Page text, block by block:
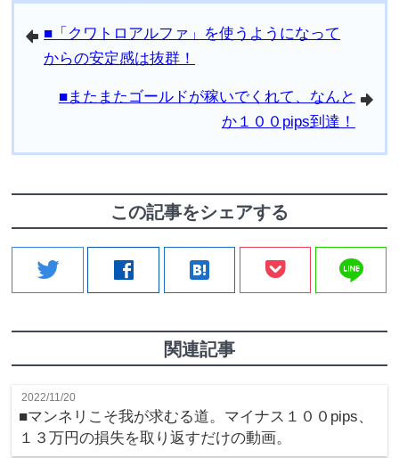
arrowleft ■「クワトロアルファ」を使うようになって
からの安定感は抜群！
arrowright
■またまたゴールドが稼いでくれて、なんと
か１００pips到達！
この記事をシェアする
twitter facebook hatenabookmark line
関連記事
2022/11/20
■マンネリこそ我が求むる道。マイナス１００pips、
１３万円の損失を取り返すだけの動画。